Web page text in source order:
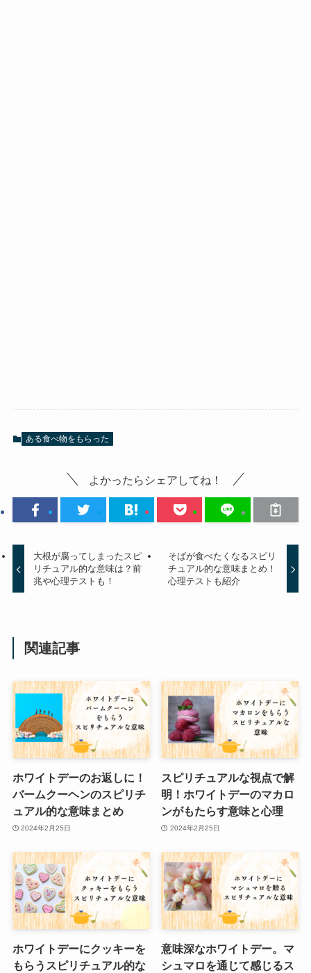
ある食べ物をもらった
よかったらシェアしてね！
大根が腐ってしまったスピ
リチュアル的な意味は？前
兆や心理テストも！
そばが食べたくなるスピリ
チュアル的な意味まとめ！
心理テストも紹介
関連記事
ホワイトデーのお返しに！
バームクーヘンのスピリチ
ュアル的な意味まとめ
2024年2月25日
スピリチュアルな視点で解
明！ホワイトデーのマカロ
ンがもたらす意味と心理
2024年2月25日
ホワイトデーにクッキーを
もらうスピリチュアル的な
意味深なホワイトデー。マ
シュマロを通じて感じるス